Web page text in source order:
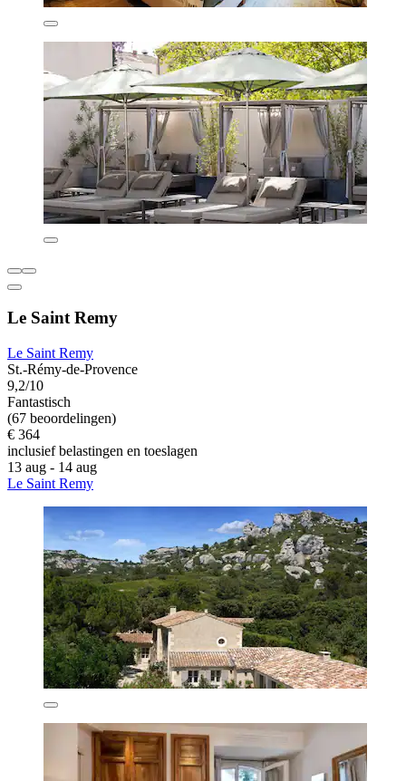
Le Saint Remy
Le Saint Remy
St.-Rémy-de-Provence
9,2/10
Fantastisch
(67 beoordelingen)
€ 364
inclusief belastingen en toeslagen
13 aug - 14 aug
Le Saint Remy